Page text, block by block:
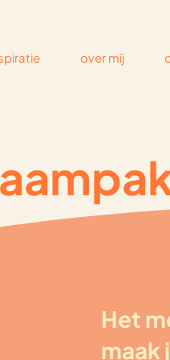
over mij
Het
maak